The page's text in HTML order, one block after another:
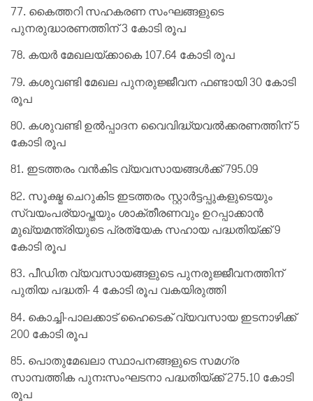
77. കൈത്തറി സഹകരണ സംഘങ്ങളുടെ
പുനരുദ്ധാരണത്തിന് 3 കോടി രൂപ
78. കയർ മേഖലയ്ക്കാകെ 107.64 കോടി രൂപ
79. കശുവണ്ടി മേഖല പുനരുജ്ജീവന ഫണ്ടായി 30 കോടി
രൂപ
80. കശുവണ്ടി ഉൽപ്പാദന വൈവിദ്ധ്യവൽക്കരണത്തിന് 5
കോടി രൂപ
81. ഇടത്തരം വൻകിട വ്യവസായങ്ങൾക്ക് 795.09
82. സൂക്ഷ്മ ചെറുകിട ഇടത്തരം സ്റ്റാർട്ടപ്പുകളുടെയും
സ്വയംപര്യാപ്തയും ശാക്തീരണവും ഉറപ്പാക്കാൻ
മുഖ്യമന്ത്രിയുടെ പ്രത്യേക സഹായ പദ്ധതിയ്ക്ക് 9
കോടി രൂപ
83. പീഡിത വ്യവസായങ്ങളുടെ പുനരുജ്ജീവനത്തിന്
പുതിയ പദ്ധതി- 4 കോടി രൂപ വകയിരുത്തി
84. കൊച്ചി-പാലക്കാട് ഹൈടെക് വ്യവസായ ഇടനാഴിക്ക്
200 കോടി രൂപ
85. പൊതുമേഖലാ സ്ഥാപനങ്ങളുടെ സമഗ്ര
സാമ്പത്തിക പുനഃസംഘടനാ പദ്ധതിയ്ക്ക് 275.10 കോടി
രൂപ